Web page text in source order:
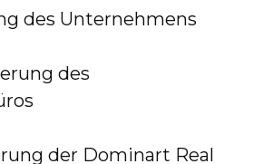
des Unternehmens
des
der Dominart Real